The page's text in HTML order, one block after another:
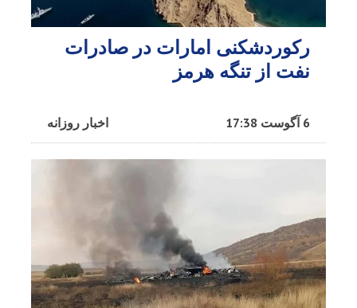
رکوردشکنی امارات در صادرات
نفت از تنگه هرمز
اخبار روزانه 6 آگوست 17:38